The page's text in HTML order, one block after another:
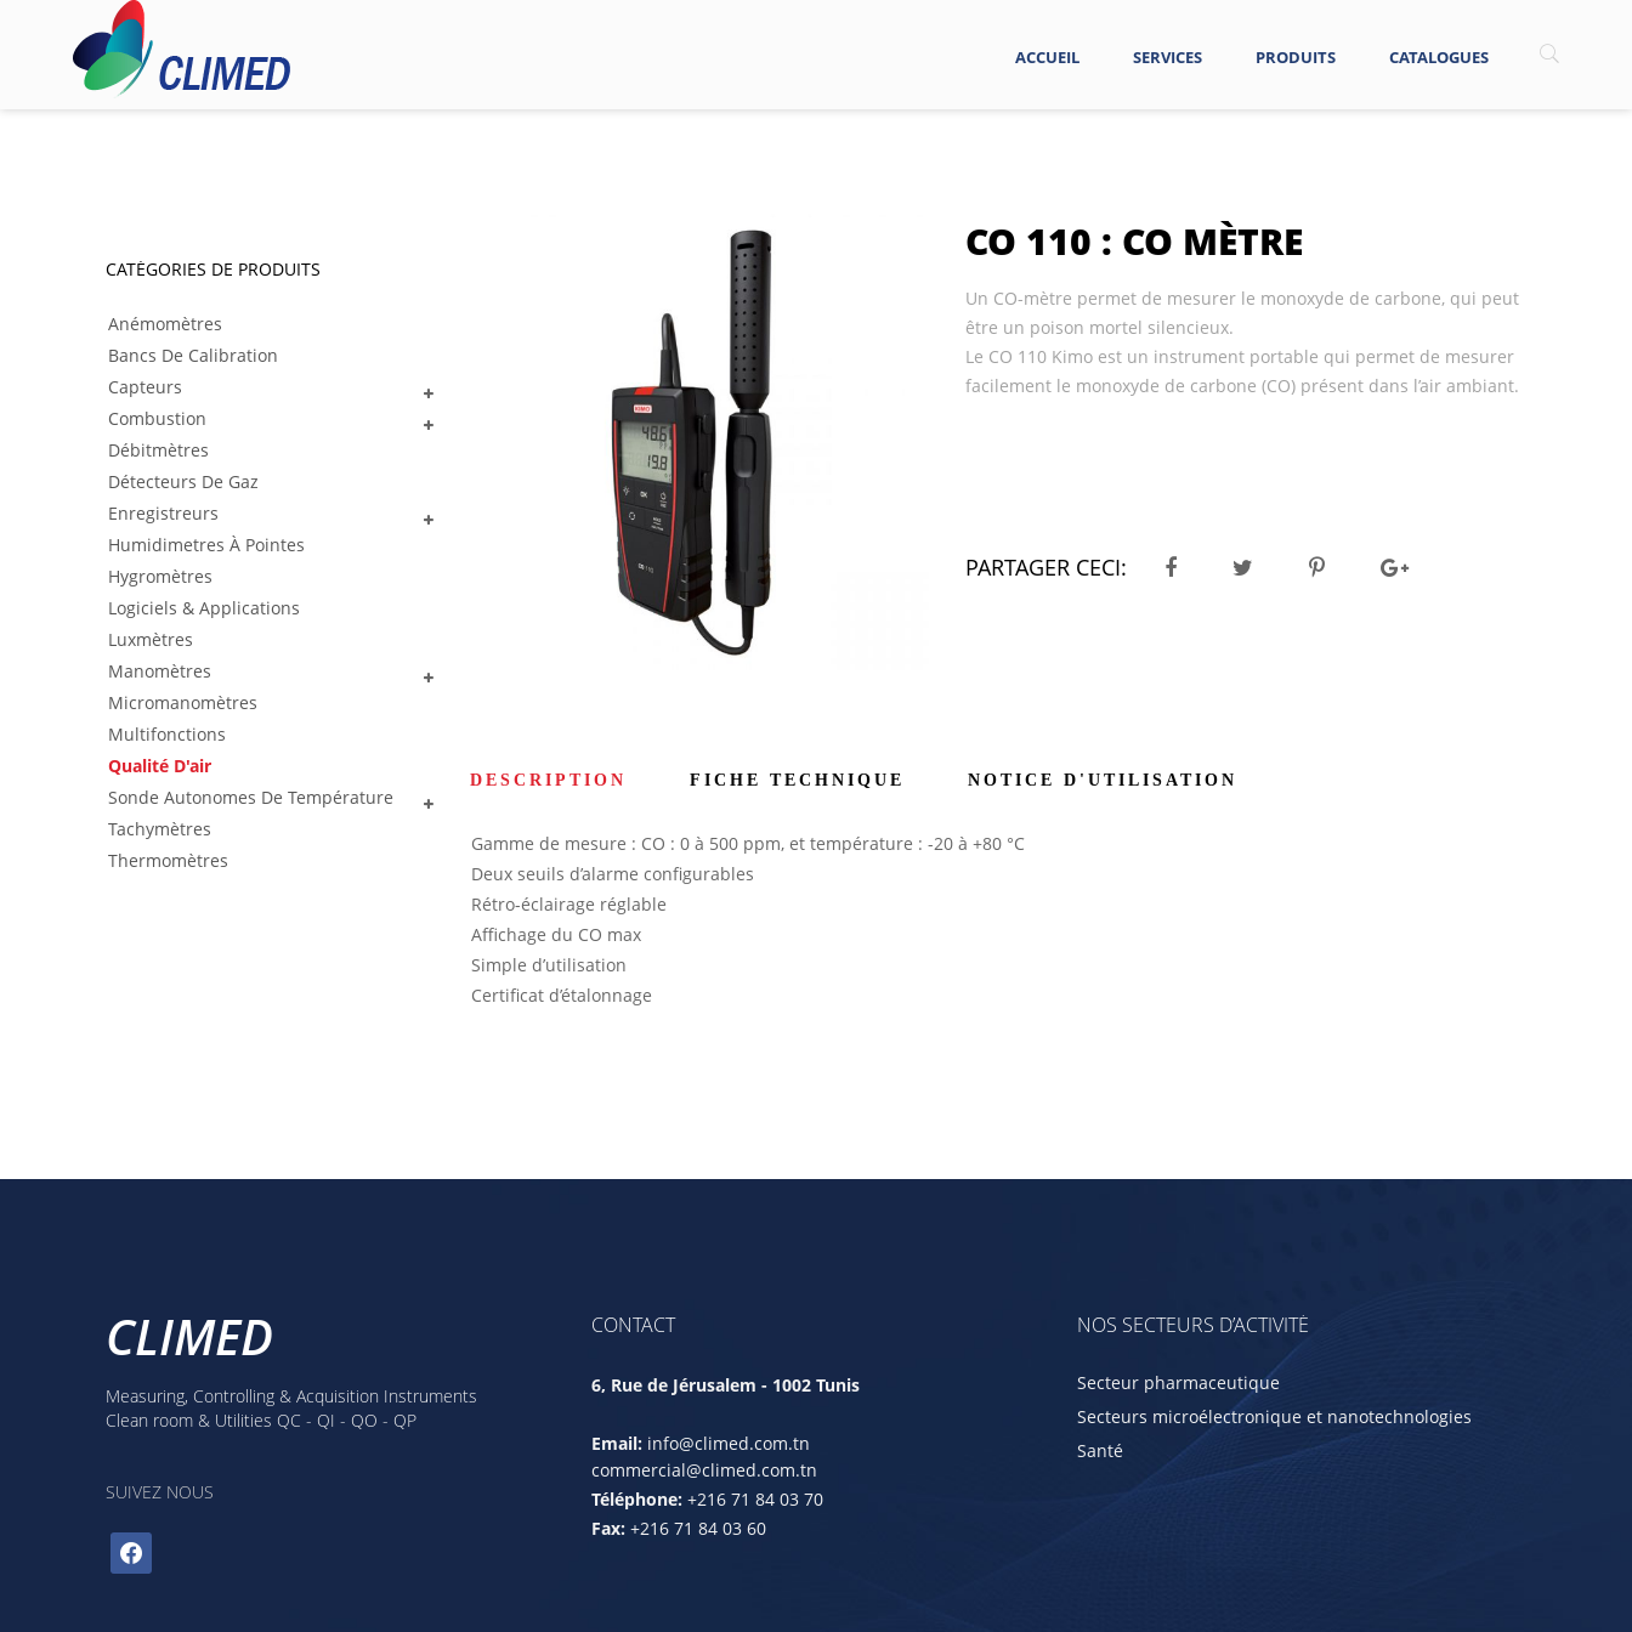
ACCUEIL SERVICES PRODUITS CATALOGUES
CATÉGORIES DE PRODUITS
Anémomètres
Bancs De Calibration
Capteurs
Combustion
Débitmètres
Détecteurs De Gaz
Enregistreurs
Humidimetres À Pointes
Hygromètres
Logiciels & Applications
Luxmètres
Manomètres
Micromanomètres
Multifonctions
Qualité D'air
Sonde Autonomes De Température
Tachymètres
Thermomètres
CO 110 : CO MÈTRE
Un CO-mètre permet de mesurer le monoxyde de carbone, qui peut
être un poison mortel silencieux.
Le CO 110 Kimo est un instrument portable qui permet de mesurer
facilement le monoxyde de carbone (CO) présent dans l’air ambiant.
PARTAGER CECI:
DESCRIPTION FICHE TECHNIQUE NOTICE D'UTILISATION
Gamme de mesure : CO : 0 à 500 ppm, et température : -20 à +80 °C
Deux seuils d’alarme configurables
Rétro-éclairage réglable
Affichage du CO max
Simple d’utilisation
Certificat d’étalonnage
CLIMED
Measuring, Controlling & Acquisition Instruments
Clean room & Utilities QC - QI - QO - QP
SUIVEZ NOUS
facebook
CONTACT
6, Rue de Jérusalem - 1002 Tunis
Email: info@climed.com.tn
commercial@climed.com.tn
Téléphone: +216 71 84 03 70
Fax: +216 71 84 03 60
NOS SECTEURS D’ACTIVITÉ
Secteur pharmaceutique
Secteurs microélectronique et nanotechnologies
Santé